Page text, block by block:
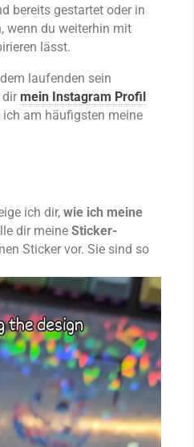
bereits gestartet oder in
wenn du weiterhin mit
lässt.
laufenden sein
dir mein Instagram Profil
am häufigsten meine
ich dir, wie ich meine
dir meine Sticker-
Sticker vor. Sie sind so